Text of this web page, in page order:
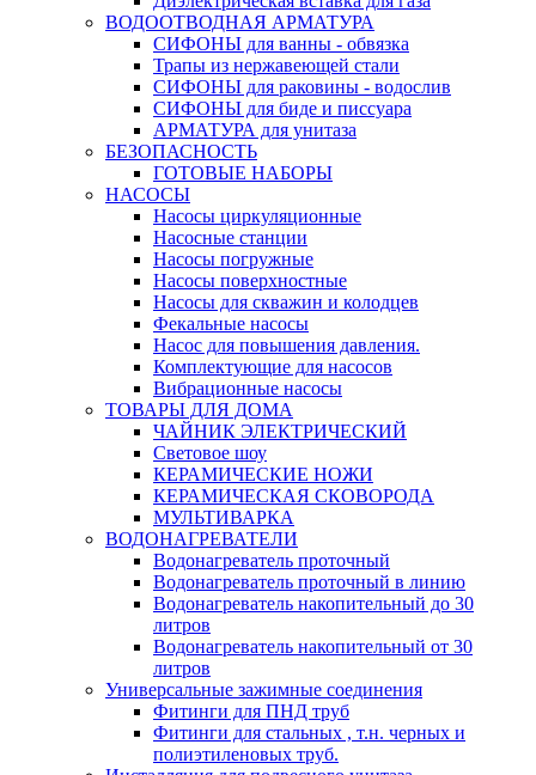
ВОДООТВОДНАЯ АРМАТУРА
СИФОНЫ для ванны - обвязка
Трапы из нержавеющей стали
СИФОНЫ для раковины - водослив
СИФОНЫ для биде и писсуара
АРМАТУРА для унитаза
БЕЗОПАСНОСТЬ
ГОТОВЫЕ НАБОРЫ
НАСОСЫ
Насосы циркуляционные
Насосные станции
Насосы погружные
Насосы поверхностные
Насосы для скважин и колодцев
Фекальные насосы
Насос для повышения давления.
Комплектующие для насосов
Вибрационные насосы
ТОВАРЫ ДЛЯ ДОМА
ЧАЙНИК ЭЛЕКТРИЧЕСКИЙ
Световое шоу
КЕРАМИЧЕСКИЕ НОЖИ
КЕРАМИЧЕСКАЯ СКОВОРОДА
МУЛЬТИВАРКА
ВОДОНАГРЕВАТЕЛИ
Водонагреватель проточный
Водонагреватель проточный в линию
Водонагреватель накопительный до 30
литров
Водонагреватель накопительный от 30
литров
Универсальные зажимные соединения
Фитинги для ПНД труб
Фитинги для стальных , т.н. черных и
полиэтиленовых труб.